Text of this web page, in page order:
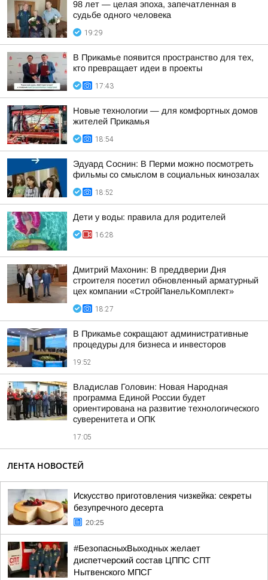
98 лет — целая эпоха, запечатленная в
судьбе одного человека
19:29
В Прикамье появится пространство для тех,
кто превращает идеи в проекты
17:43
Новые технологии — для комфортных домов
жителей Прикамья
18:54
Эдуард Соснин: В Перми можно посмотреть
фильмы со смыслом в социальных кинозалах
18:52
Дети у воды: правила для родителей
16:28
Дмитрий Махонин: В преддверии Дня
строителя посетил обновленный арматурный
цех компании «СтройПанельКомплект»
18:27
В Прикамье сокращают административные
процедуры для бизнеса и инвесторов
19:52
Владислав Головин: Новая Народная
программа Единой России будет
ориентирована на развитие технологического
суверенитета и ОПК
17:05
ЛЕНТА НОВОСТЕЙ
Искусство приготовления чизкейка: секреты
безупречного десерта
20:25
#БезопасныхВыходных желает
диспетчерский состав ЦППС СПТ
Нытвенского МПСГ